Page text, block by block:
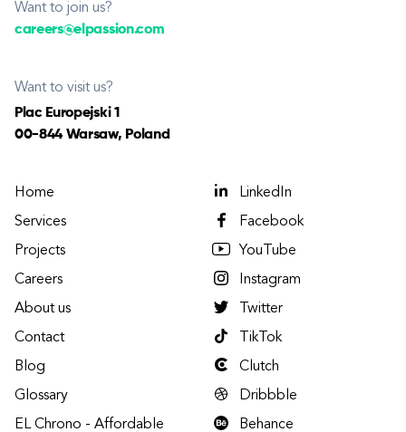
Want to join us?
careers@elpassion.com
Want to visit us?
Plac Europejski 1
00-844 Warsaw, Poland
Home
Services
Projects
Careers
About us
Contact
Blog
Glossary
EL Chrono - Affordable
LinkedIn
Facebook
YouTube
Instagram
Twitter
TikTok
Clutch
Dribbble
Behance